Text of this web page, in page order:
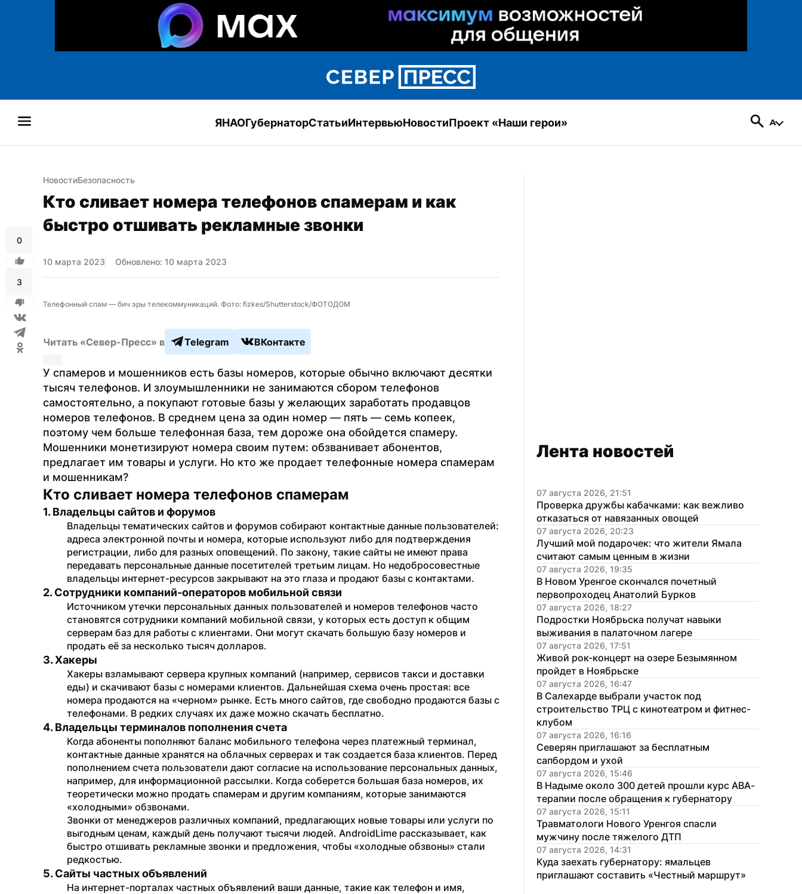
ЯНАОГубернаторСтатьиИнтервьюНовостиПроект «Наши герои»
0
3
НовостиБезопасность
Кто сливает номера телефонов спамерам и как
быстро отшивать рекламные звонки
10 марта 2023 Обновлено: 10 марта 2023
Телефонный спам — бич эры телекоммуникаций. Фото: fizkes/Shutterstock/ФОТОДОМ
Читать «Север-Пресс» в Telegram ВКонтакте
У спамеров и мошенников есть базы номеров, которые обычно включают десятки
тысяч телефонов. И злоумышленники не занимаются сбором телефонов
самостоятельно, а покупают готовые базы у желающих заработать продавцов
номеров телефонов. В среднем цена за один номер — пять — семь копеек,
поэтому чем больше телефонная база, тем дороже она обойдется спамеру.
Мошенники монетизируют номера своим путем: обзванивает абонентов,
предлагает им товары и услуги. Но кто же продает телефонные номера спамерам
и мошенникам?
Кто сливает номера телефонов спамерам
1. Владельцы сайтов и форумов
Владельцы тематических сайтов и форумов собирают контактные данные пользователей:
адреса электронной почты и номера, которые используют либо для подтверждения
регистрации, либо для разных оповещений. По закону, такие сайты не имеют права
передавать персональные данные посетителей третьим лицам. Но недобросовестные
владельцы интернет-ресурсов закрывают на это глаза и продают базы с контактами.
2. Сотрудники компаний-операторов мобильной связи
Источником утечки персональных данных пользователей и номеров телефонов часто
становятся сотрудники компаний мобильной связи, у которых есть доступ к общим
серверам баз для работы с клиентами. Они могут скачать большую базу номеров и
продать её за несколько тысяч долларов.
3. Хакеры
Хакеры взламывают сервера крупных компаний (например, сервисов такси и доставки
еды) и скачивают базы с номерами клиентов. Дальнейшая схема очень простая: все
номера продаются на «черном» рынке. Есть много сайтов, где свободно продаются базы с
телефонами. В редких случаях их даже можно скачать бесплатно.
4. Владельцы терминалов пополнения счета
Когда абоненты пополняют баланс мобильного телефона через платежный терминал,
контактные данные хранятся на облачных серверах и так создается база клиентов. Перед
пополнением счета пользователи дают согласие на использование персональных данных,
например, для информационной рассылки. Когда соберется большая база номеров, их
теоретически можно продать спамерам и другим компаниям, которые занимаются
«холодными» обзвонами.
Звонки от менеджеров различных компаний, предлагающих новые товары или услуги по
выгодным ценам, каждый день получают тысячи людей. AndroidLime рассказывает, как
быстро отшивать рекламные звонки и предложения, чтобы «холодные обзвоны» стали
редкостью.
5. Сайты частных объявлений
На интернет-порталах частных объявлений ваши данные, такие как телефон и имя,
Лента новостей
07 августа 2026, 21:51
Проверка дружбы кабачками: как вежливо
отказаться от навязанных овощей
07 августа 2026, 20:23
Лучший мой подарочек: что жители Ямала
считают самым ценным в жизни
07 августа 2026, 19:35
В Новом Уренгое скончался почетный
первопроходец Анатолий Бурков
07 августа 2026, 18:27
Подростки Ноябрьска получат навыки
выживания в палаточном лагере
07 августа 2026, 17:51
Живой рок-концерт на озере Безымянном
пройдет в Ноябрьске
07 августа 2026, 16:47
В Салехарде выбрали участок под
строительство ТРЦ с кинотеатром и фитнес-
клубом
07 августа 2026, 16:16
Северян приглашают за бесплатным
сапбордом и ухой
07 августа 2026, 15:46
В Надыме около 300 детей прошли курс АВА-
терапии после обращения к губернатору
07 августа 2026, 15:11
Травматологи Нового Уренгоя спасли
мужчину после тяжелого ДТП
07 августа 2026, 14:31
Куда заехать губернатору: ямальцев
приглашают составить «Честный маршрут»